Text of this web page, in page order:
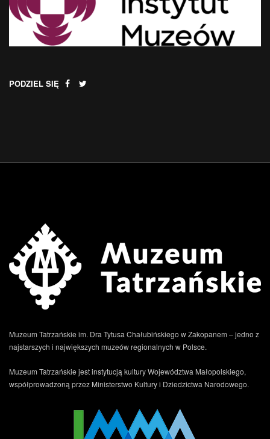
PODZIEL SIĘ
Muzeum Tatrzańskie im. Dra Tytusa Chałubińskiego w Zakopanem – jedno z
najstarszych i największych muzeów regionalnych w Polsce.
Muzeum Tatrzańskie jest instytucją kultury Województwa Małopolskiego,
współprowadzoną przez Ministerstwo Kultury i Dziedzictwa Narodowego.